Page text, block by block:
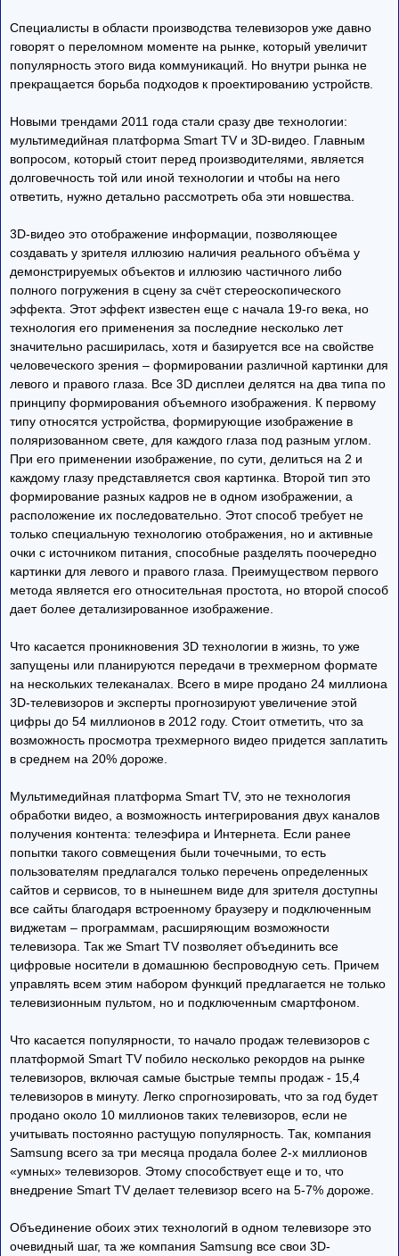
Специалисты в области производства телевизоров уже давно
говорят о переломном моменте на рынке, который увеличит
популярность этого вида коммуникаций. Но внутри рынка не
прекращается борьба подходов к проектированию устройств.
Новыми трендами 2011 года стали сразу две технологии:
мультимедийная платформа Smart TV и 3D-видео. Главным
вопросом, который стоит перед производителями, является
долговечность той или иной технологии и чтобы на него
ответить, нужно детально рассмотреть оба эти новшества.
3D-видео это отображение информации, позволяющее
создавать у зрителя иллюзию наличия реального объёма у
демонстрируемых объектов и иллюзию частичного либо
полного погружения в сцену за счёт стереоскопического
эффекта. Этот эффект известен еще с начала 19-го века, но
технология его применения за последние несколько лет
значительно расширилась, хотя и базируется все на свойстве
человеческого зрения – формировании различной картинки для
левого и правого глаза. Все 3D дисплеи делятся на два типа по
принципу формирования объемного изображения. К первому
типу относятся устройства, формирующие изображение в
поляризованном свете, для каждого глаза под разным углом.
При его применении изображение, по сути, делиться на 2 и
каждому глазу представляется своя картинка. Второй тип это
формирование разных кадров не в одном изображении, а
расположение их последовательно. Этот способ требует не
только специальную технологию отображения, но и активные
очки с источником питания, способные разделять поочередно
картинки для левого и правого глаза. Преимуществом первого
метода является его относительная простота, но второй способ
дает более детализированное изображение.
Что касается проникновения 3D технологии в жизнь, то уже
запущены или планируются передачи в трехмерном формате
на нескольких телеканалах. Всего в мире продано 24 миллиона
3D-телевизоров и эксперты прогнозируют увеличение этой
цифры до 54 миллионов в 2012 году. Стоит отметить, что за
возможность просмотра трехмерного видео придется заплатить
в среднем на 20% дороже.
Мультимедийная платформа Smart TV, это не технология
обработки видео, а возможность интегрирования двух каналов
получения контента: телеэфира и Интернета. Если ранее
попытки такого совмещения были точечными, то есть
пользователям предлагался только перечень определенных
сайтов и сервисов, то в нынешнем виде для зрителя доступны
все сайты благодаря встроенному браузеру и подключенным
виджетам – программам, расширяющим возможности
телевизора. Так же Smart TV позволяет объединить все
цифровые носители в домашнюю беспроводную сеть. Причем
управлять всем этим набором функций предлагается не только
телевизионным пультом, но и подключенным смартфоном.
Что касается популярности, то начало продаж телевизоров с
платформой Smart TV побило несколько рекордов на рынке
телевизоров, включая самые быстрые темпы продаж - 15,4
телевизоров в минуту. Легко спрогнозировать, что за год будет
продано около 10 миллионов таких телевизоров, если не
учитывать постоянно растущую популярность. Так, компания
Samsung всего за три месяца продала более 2-х миллионов
«умных» телевизоров. Этому способствует еще и то, что
внедрение Smart TV делает телевизор всего на 5-7% дороже.
Объединение обоих этих технологий в одном телевизоре это
очевидный шаг, та же компания Samsung все свои 3D-